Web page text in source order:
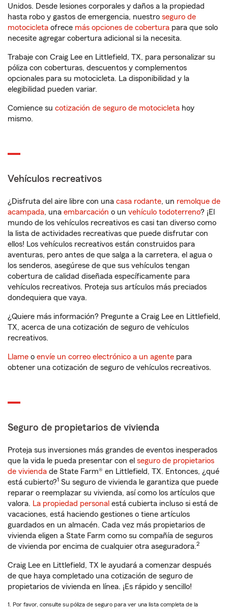
Unidos. Desde lesiones corporales y daños a la propiedad
hasta robo y gastos de emergencia, nuestro seguro de
motocicleta ofrece más opciones de cobertura para que solo
necesite agregar cobertura adicional si la necesita.
Trabaje con Craig Lee en Littlefield, TX, para personalizar su
póliza con coberturas, descuentos y complementos
opcionales para su motocicleta. La disponibilidad y la
elegibilidad pueden variar.
Comience su cotización de seguro de motocicleta hoy
mismo.
Vehículos recreativos
¿Disfruta del aire libre con una casa rodante, un remolque de
acampada, una embarcación o un vehículo todoterreno? ¡El
mundo de los vehículos recreativos es casi tan diverso como
la lista de actividades recreativas que puede disfrutar con
ellos! Los vehículos recreativos están construidos para
aventuras, pero antes de que salga a la carretera, el agua o
los senderos, asegúrese de que sus vehículos tengan
cobertura de calidad diseñada específicamente para
vehículos recreativos. Proteja sus artículos más preciados
dondequiera que vaya.
¿Quiere más información? Pregunte a Craig Lee en Littlefield,
TX, acerca de una cotización de seguro de vehículos
recreativos.
Llame o envíe un correo electrónico a un agente para
obtener una cotización de seguro de vehículos recreativos.
Seguro de propietarios de vivienda
Proteja sus inversiones más grandes de eventos inesperados
que la vida le pueda presentar con el seguro de propietarios
de vivienda de State Farm® en Littlefield, TX. Entonces, ¿qué
está cubierto?1 Su seguro de vivienda le garantiza que puede
reparar o reemplazar su vivienda, así como los artículos que
valora. La propiedad personal está cubierta incluso si está de
vacaciones, está haciendo gestiones o tiene artículos
guardados en un almacén. Cada vez más propietarios de
vivienda eligen a State Farm como su compañía de seguros
de vivienda por encima de cualquier otra aseguradora.2
Craig Lee en Littlefield, TX le ayudará a comenzar después
de que haya completado una cotización de seguro de
propietarios de vivienda en línea. ¡Es rápido y sencillo!
1. Por favor, consulte su póliza de seguro para ver una lista completa de la